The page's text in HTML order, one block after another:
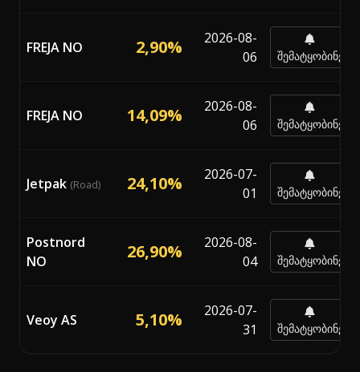
FREJA NO 2,90%
2026-08-
06
შემატყობინე
FREJA NO 14,09%
2026-08-
06
შემატყობინე
Jetpak (Road) 24,10%
2026-07-
01
შემატყობინე
Postnord
NO
26,90%
2026-08-
04
შემატყობინე
Veoy AS 5,10%
2026-07-
31
შემატყობინე